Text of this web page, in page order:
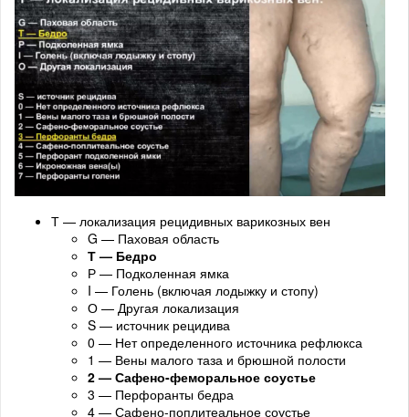
Т — локализация рецидивных варикозных вен
G — Паховая область
Т — Бедро
Р — Подколенная ямка
I — Голень (включая лодыжку и стопу)
О — Другая локализация
S — источник рецидива
0 — Нет определенного источника рефлюкса
1 — Вены малого таза и брюшной полости
2 — Сафено-феморальное соустье
3 — Перфоранты бедра
4 — Сафено-поплитеальное соустье